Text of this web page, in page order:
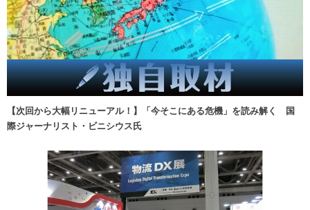
【次回から大幅リニューアル！】「今そこにある危機」を読み解く 国
際ジャーナリスト・ビニシウス氏